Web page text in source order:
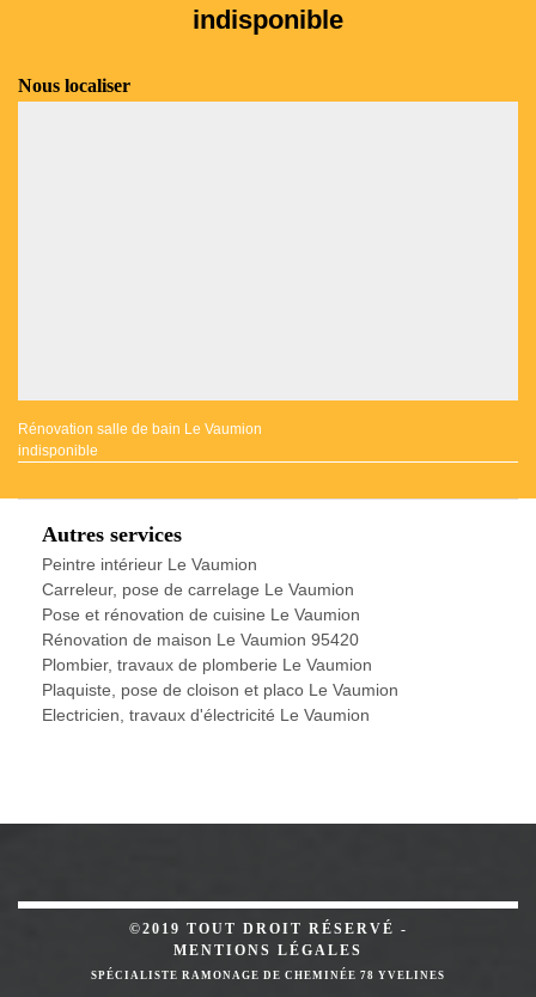
indisponible
Nous localiser
Rénovation salle de bain Le Vaumion
indisponible
Autres services
Peintre intérieur Le Vaumion
Carreleur, pose de carrelage Le Vaumion
Pose et rénovation de cuisine Le Vaumion
Rénovation de maison Le Vaumion 95420
Plombier, travaux de plomberie Le Vaumion
Plaquiste, pose de cloison et placo Le Vaumion
Electricien, travaux d'électricité Le Vaumion
©2019 TOUT DROIT RÉSERVÉ -
MENTIONS LÉGALES
SPÉCIALISTE RAMONAGE DE CHEMINÉE 78 YVELINES